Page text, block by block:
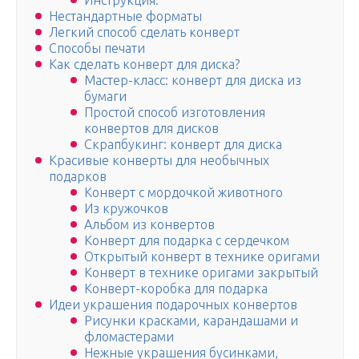
Нестандартные форматы
Легкий способ сделать конверт
Способы печати
Как сделать конверт для диска?
Мастер-класс: конверт для диска из
бумаги
Простой способ изготовления
конвертов для дисков
Скрапбукинг: конверт для диска
Красивые конверты для необычных
подарков
Конверт с мордочкой животного
Из кружочков
Альбом из конвертов
Конверт для подарка с сердечком
Открытый конверт в технике оригами
Конверт в технике оригами закрытый
Конверт-коробка для подарка
Идеи украшения подарочных конвертов
Рисунки красками, карандашами и
фломастерами
Нежные украшения бусинками,